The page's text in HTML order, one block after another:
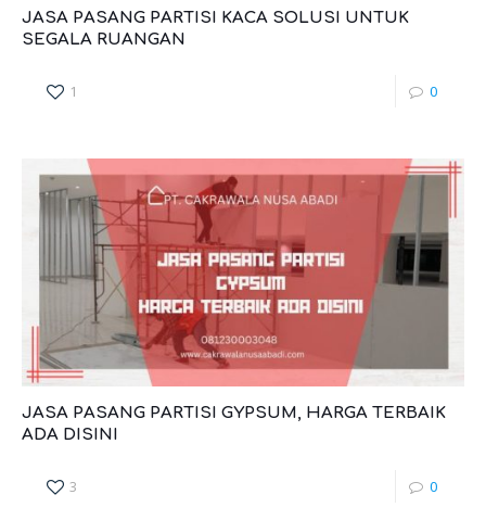
JASA PASANG PARTISI KACA SOLUSI UNTUK
SEGALA RUANGAN
1 0
JASA PASANG PARTISI GYPSUM, HARGA TERBAIK
ADA DISINI
3 0